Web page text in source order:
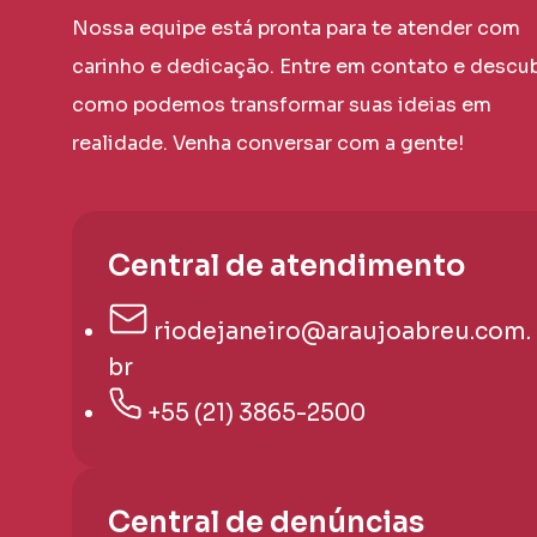
Nossa equipe está pronta para te atender com
carinho e dedicação. Entre em contato e
como podemos transformar suas ideias em
realidade. Venha conversar com a gente!
Central de atendimento
riodejaneiro@araujoabreu.com.
br
+55 (21) 3865-2500
Central de denúncias